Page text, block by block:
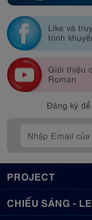
Like và
trình
Giới thiệu
Roman
Đăng ký
PROJECT
CHIẾU SÁNG -